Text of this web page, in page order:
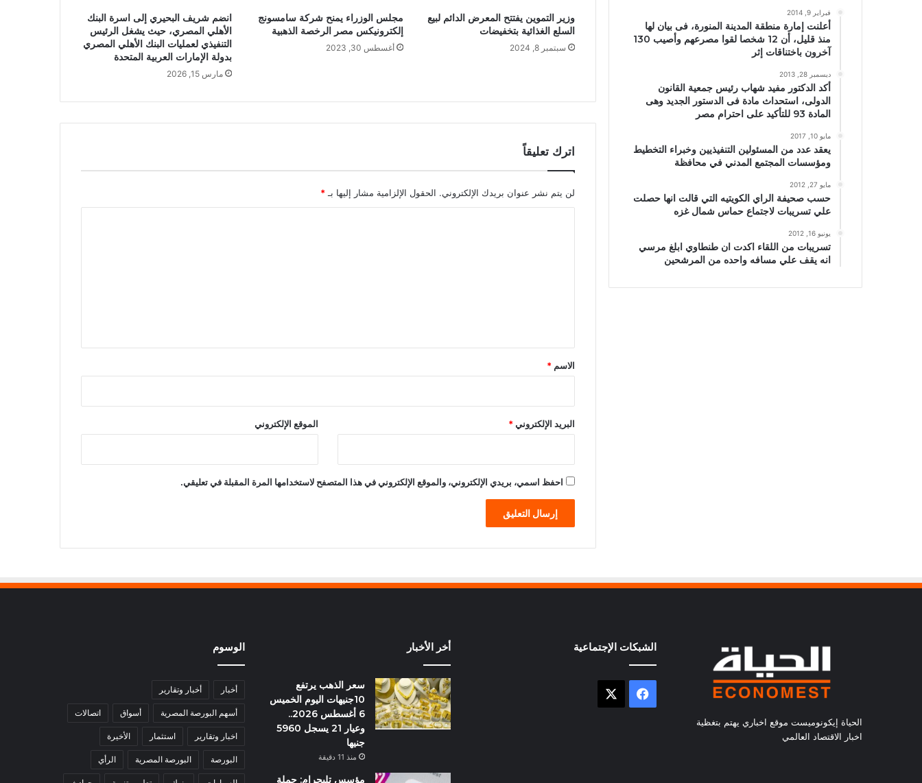
وزير التموين يفتتح المعرض الدائم لبيع
السلع الغذائية بتخفيضات
سبتمبر 8, 2024
مجلس الوزراء يمنح شركة سامسونج
إلكترونيكس مصر الرخصة الذهبية
أغسطس 30, 2023
انضم شريف البحيري إلى اسرة البنك
الأهلي المصري، حيث يشغل الرئيس
التنفيذي لعمليات البنك الأهلي المصري
بدولة الإمارات العربية المتحدة
مارس 15, 2026
اترك تعليقاً
لن يتم نشر عنوان بريدك الإلكتروني. الحقول الإلزامية مشار إليها بـ *
*
الاسم *
البريد الإلكتروني* الموقع الإلكتروني
احفظ اسمي، بريدي الإلكتروني، والموقع الإلكتروني في هذا المتصفح لاستخدامها المرة المقبلة في تعليقي.
فبراير 9, 2014
أعلنت إمارة منطقة المدينة المنورة، فى بيان لها
منذ قليل، أن 12 شخصا لقوا مصرعهم وأصيب 130
آخرون باختناقات إثر
ديسمبر 28, 2013
أكد الدكتور مفيد شهاب رئيس جمعية القانون
الدولى، استحداث مادة فى الدستور الجديد وهى
المادة 93 للتأكيد على احترام مصر
مايو 10, 2017
يعقد عدد من المسئولين التنفيذيين وخبراء التخطيط
ومؤسسات المجتمع المدني في محافظة
مايو 27, 2012
حسب صحيفة الراي الكويتيه التي قالت انها حصلت
علي تسريبات لاجتماع حماس شمال غزه
يونيو 16, 2012
تسريبات من اللقاء اكدت ان طنطاوي ابلغ مرسي
انه يقف علي مسافه واحده من المرشحين
الحياة إيكونوميست موقع اخباري يهتم بتغظية
اخبار الاقتصاد العالمي
الشبكات الإجتماعية
فيسبوك
أخر الأخبار
سعر الذهب يرتفع
10جنيهات اليوم الخميس
6 أغسطس 2026..
وعيار 21 يسجل 5960
جنيها
منذ 11 دقيقة
مؤسس تليجرام: حملة
الوسوم
أخبار أخبار وتقارير
أسهم البورصة المصرية أسواق اتصالات
اخبار وتقارير استثمار الأخيرة
البورصة البورصة المصرية الرأي